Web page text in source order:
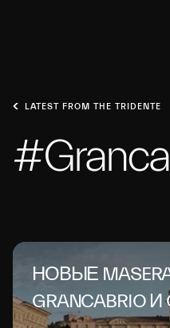
LATEST FROM THE TRIDENTE
НОВЫЕ
GRANCABRIO И